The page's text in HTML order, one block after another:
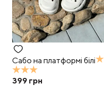
Сабо на платформі білі
399 грн